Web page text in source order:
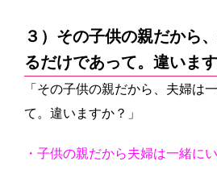
３）その子供の親だから
るだけであって。違いま
「その子供の親だから、夫婦は
て。違いますか？」
・子供の親だから夫婦は一緒に